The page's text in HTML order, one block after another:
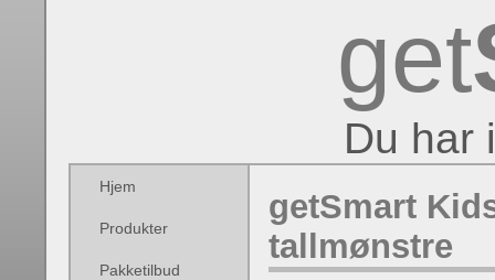
get
Du har
getSmart
tallmønstre
Hjem
Produkter
Pakketilbud